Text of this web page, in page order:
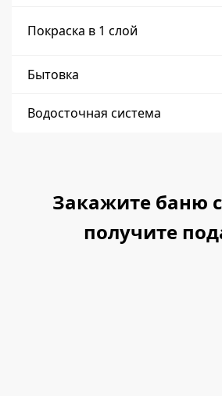
Покраска в 1 слой
Бытовка
Водосточная система
Закажите баню
получите